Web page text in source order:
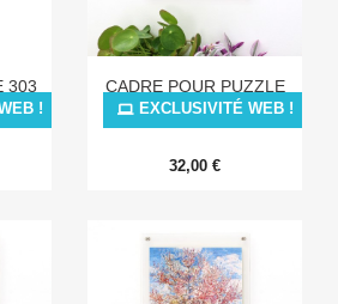
303
!
CADRE POUR PUZZLE
S
32,00 €
EXCLUSIVITÉ WEB !